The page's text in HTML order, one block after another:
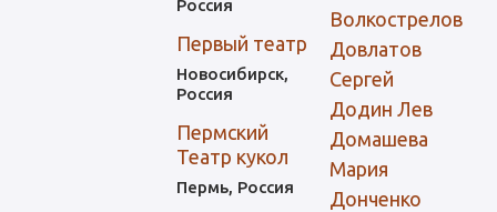
Россия
Первый театр
Новосибирск,
Россия
Пермский
Театр кукол
Пермь, Россия
Волкострелов
Довлатов
Сергей
Додин Лев
Домашева
Мария
Донченко